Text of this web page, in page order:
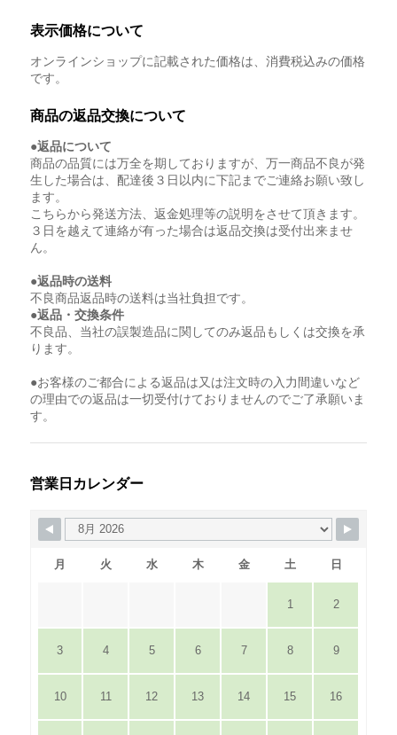
表示価格について
オンラインショップに記載された価格は、消費税込みの価格
です。
商品の返品交換について
●返品について
商品の品質には万全を期しておりますが、万一商品不良が発
生した場合は、配達後３日以内に下記までご連絡お願い致し
ます。
こちらから発送方法、返金処理等の説明をさせて頂きます。
３日を越えて連絡が有った場合は返品交換は受付出来ませ
ん。
●返品時の送料
不良商品返品時の送料は当社負担です。
●返品・交換条件
不良品、当社の誤製造品に関してのみ返品もしくは交換を承
ります。
●お客様のご都合による返品は又は注文時の入力間違いなど
の理由での返品は一切受付けておりませんのでご了承願いま
す。
営業日カレンダー
月 火 水 木 金 土 日
1 2
3 4 5 6 7 8 9
10 11 12 13 14 15 16